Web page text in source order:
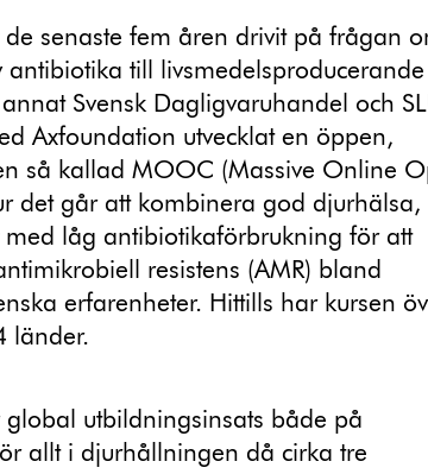
senaste fem åren drivit på frågan
till
Svensk Dagligvaruhandel och
Axfoundation utvecklat en öppen,
så kallad MOOC (Massive Online
det går att kombinera god djurhälsa,
låg antibiotikaförbrukning för att
resistens (AMR) bland
erfarenheter. Hittills har kursen
länder.
global utbildningsinsats både på
allt i djurhållningen då cirka tre